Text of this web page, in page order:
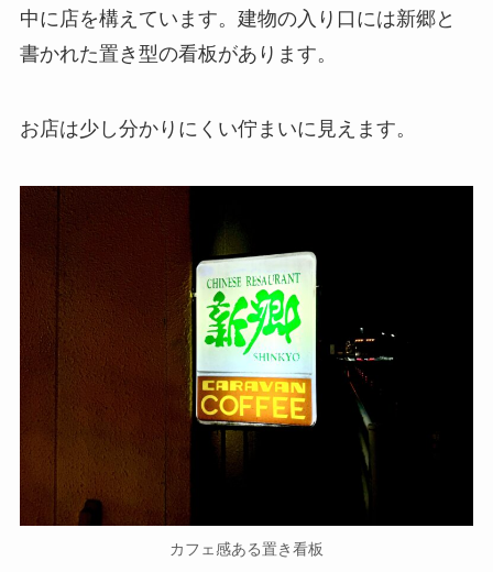
中に店を構えています。建物の入り口には新郷と
書かれた置き型の看板があります。
お店は少し分かりにくい佇まいに見えます。
カフェ感ある置き看板